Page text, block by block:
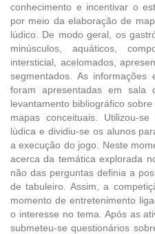
conhecimento e incentivar o
por meio da elaboração de
lúdico. De modo geral, os
minúsculos, aquáticos,
intersticial, acelomados,
segmentados. As informações
foram apresentadas em
levantamento bibliográfico
mapas conceituais. Utilizou-
lúdica e dividiu-se os alunos
a execução do jogo. Neste
acerca da temática explorada
não das perguntas definia a
de tabuleiro. Assim, a
momento de entretenimento
o interesse no tema. Após as
submeteu-se questionários